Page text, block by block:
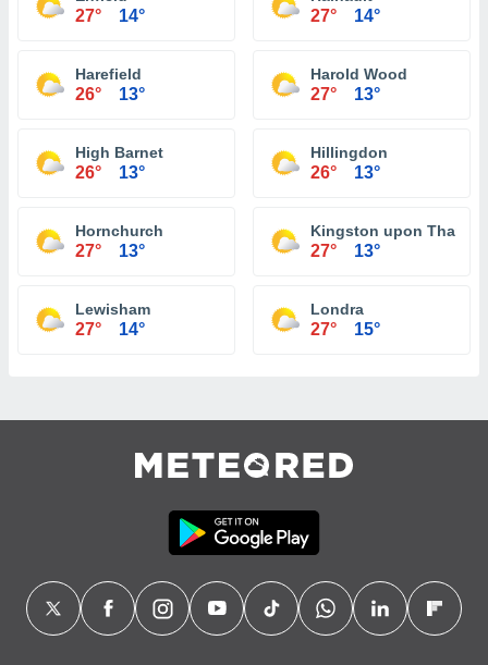
27° 14° 27° 14°
Harefield
26° 13°
Harold Wood
27° 13°
High Barnet
26° 13°
Hillingdon
26° 13°
Hornchurch
27° 13°
Kingston upon Thames
27° 13°
Lewisham
27° 14°
Londra
27° 15°